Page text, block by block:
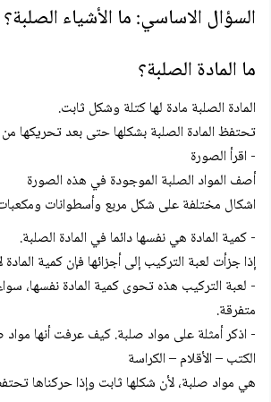
السؤال الاساسي: ما الأشياء الصلبة؟
ما المادة الصلبة؟
المادة الصلبة مادة لها كتلة وشكل ثابت.
تحتفظ المادة الصلبة بشكلها حتى بعد تحريكها من
- اقرأ الصورة
أصف المواد الصلبة الموجودة في هذه الصورة
اشكال مختلفة على شكل مربع وأسطوانات
- كمية المادة هي نفسها دائما في المادة الصلبة.
إذا جزأت لعبة التركيب إلى أجزائها فإن كمية المادة
- لعبة التركيب هذه تحوى كمية المادة نفسها،
متفرقة.
- اذكر أمثلة على مواد صلبة. كيف عرفت أنها مواد
الكتب – الأقلام – الكراسة
هي مواد صلبة، لأن شكلها ثابت وإذا حركناها